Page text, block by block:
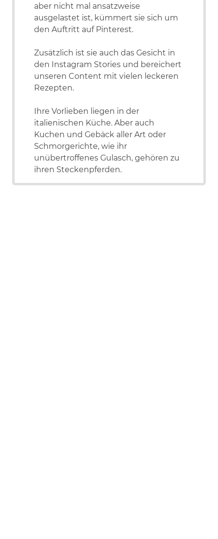
aber nicht mal ansatzweise
ausgelastet ist, kümmert sie sich um
den Auftritt auf Pinterest.
Zusätzlich ist sie auch das Gesicht in
den Instagram Stories und bereichert
unseren Content mit vielen leckeren
Rezepten.
Ihre Vorlieben liegen in der
italienischen Küche. Aber auch
Kuchen und Gebäck aller Art oder
Schmorgerichte, wie ihr
unübertroffenes Gulasch, gehören zu
ihren Steckenpferden.